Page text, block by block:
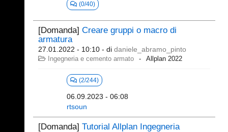
(0/40)
[Domanda] Creare gruppi o macro di
armatura
27.01.2022 - 10:10 - di daniele_abramo_pinto
Ingegneria e cemento armato Allplan 2022
(2/244)
06.09.2023 - 06:08
rtsoun
[Domanda] Tutorial Allplan Ingegneria